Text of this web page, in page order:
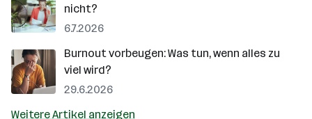
nicht?
6.7.2026
Burnout vorbeugen: Was tun, wenn alles zu
viel wird?
29.6.2026
Weitere Artikel anzeigen